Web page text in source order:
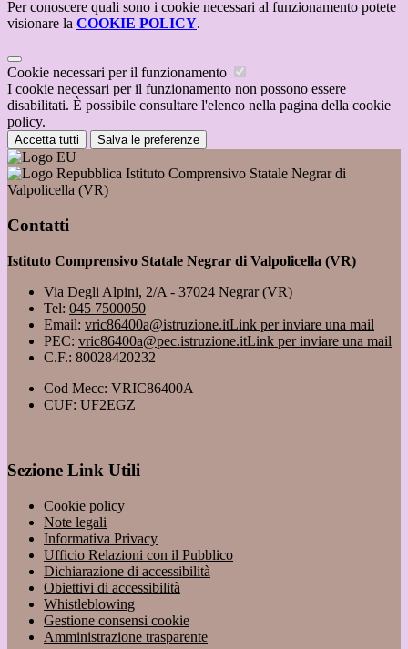
Per conoscere quali sono i cookie necessari al funzionamento potete
visionare la COOKIE POLICY.
Cookie necessari per il funzionamento
I cookie necessari per il funzionamento non possono essere
disabilitati. È possibile consultare l'elenco nella pagina della cookie
policy.
Accetta tutti Salva le preferenze
Istituto Comprensivo Statale Negrar di
Valpolicella (VR)
Contatti
Istituto Comprensivo Statale Negrar di Valpolicella (VR)
Via Degli Alpini, 2/A - 37024 Negrar (VR)
Tel: 045 7500050
Email: vric86400a@istruzione.itLink per inviare una mail
PEC: vric86400a@pec.istruzione.itLink per inviare una mail
C.F.: 80028420232
Cod Mecc: VRIC86400A
CUF: UF2EGZ
Sezione Link Utili
Cookie policy
Note legali
Informativa Privacy
Ufficio Relazioni con il Pubblico
Dichiarazione di accessibilità
Obiettivi di accessibilità
Whistleblowing
Gestione consensi cookie
Amministrazione trasparente